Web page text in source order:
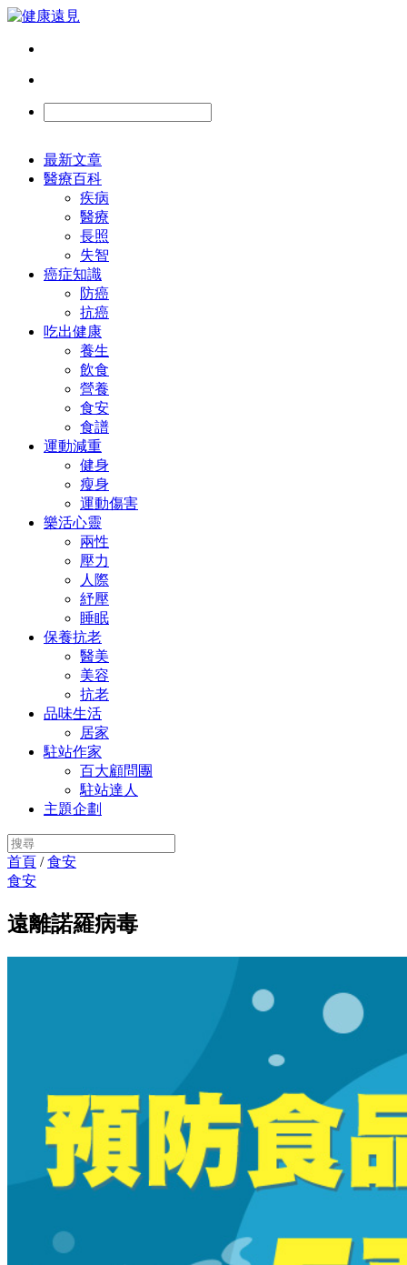
最新文章
醫療百科
疾病
醫療
長照
失智
癌症知識
防癌
抗癌
吃出健康
養生
飲食
營養
食安
食譜
運動減重
健身
瘦身
運動傷害
樂活心靈
兩性
壓力
人際
紓壓
睡眠
保養抗老
醫美
美容
抗老
品味生活
居家
駐站作家
百大顧問團
駐站達人
主題企劃
首頁 /食安
食安
遠離諾羅病毒